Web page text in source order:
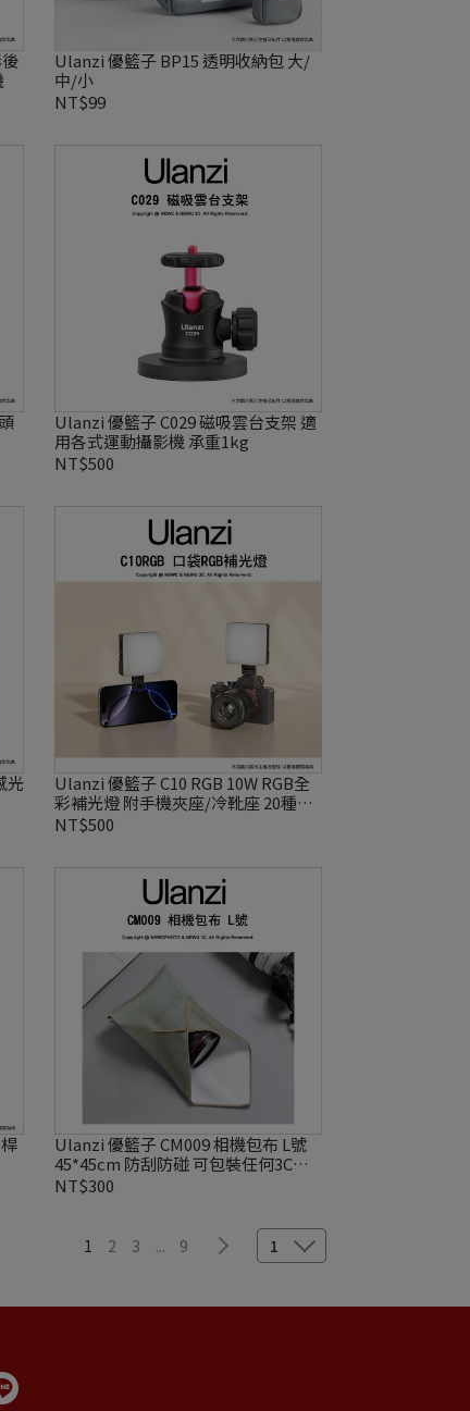
Ulanzi 優籃子 BP15 透明收納包 大/
中/小
NT$99
Ulanzi 優籃子 C029 磁吸雲台支架 適
用各式運動攝影機 承重1kg
NT$500
光
Ulanzi 優籃子 C10 RGB 10W RGB全
彩補光燈 附手機夾座/冷靴座 20種特
效
NT$500
Ulanzi 優籃子 CM009 相機包布 L號
45*45cm 防刮防碰 可包裝任何3C產
品
NT$300
1 2 3 ... 9 1